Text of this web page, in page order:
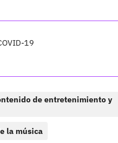
19
de entretenimiento y
la música